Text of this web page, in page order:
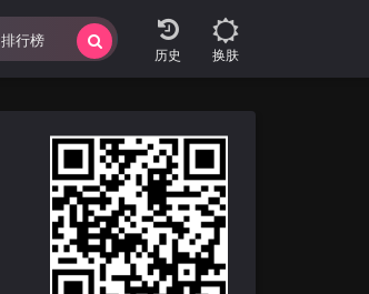
换肤
排行榜
马修·方南 大卫·西尔弗曼